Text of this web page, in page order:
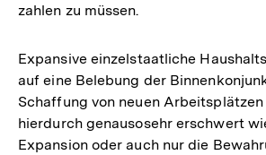
zahlen zu müssen.
Expansive einzelstaatliche
auf eine Belebung der
Schaffung von neuen
hierdurch genausosehr erschwert
Expansion oder auch nur die